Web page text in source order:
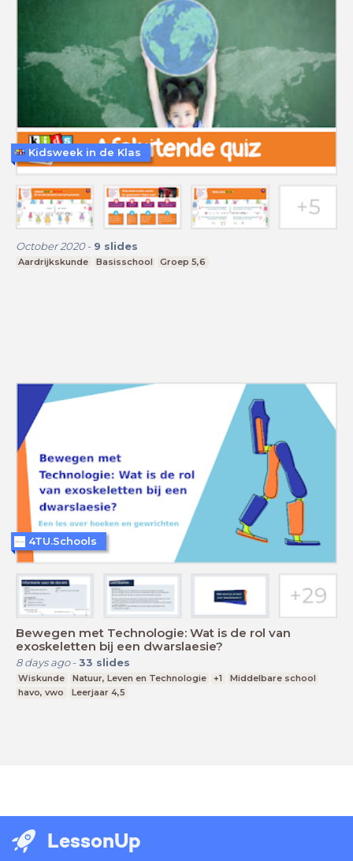
October 2020- 9 slides
Aardrijkskunde Basisschool Groep 5,6
Kidsweek in de Klas
Bewegen met Technologie: Wat is de rol van
exoskeletten bij een dwarslaesie?
8 days ago- 33 slides
Wiskunde Natuur, Leven en Technologie +1
Middelbare school
havo, vwo
Leerjaar 4,5
4TU.Schools
LessonUp